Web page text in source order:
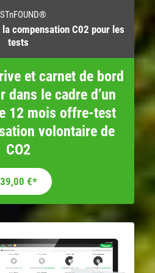
compensation C02 pour les
tests
et carnet de bord
dans le cadre d’un
12 mois offre-test
volontaire de
CO2
39,00 €*